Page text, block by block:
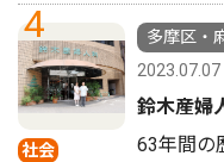
4
社会
多摩区・
2023.07.07
鈴木産婦
63年間の